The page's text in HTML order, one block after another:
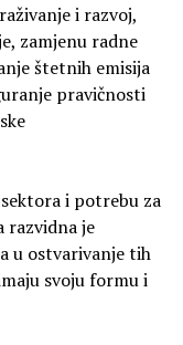
i razvoj,
zamjenu radne
štetnih emisija
pravičnosti
i potrebu za
razvidna je
u ostvarivanje tih
svoju formu i